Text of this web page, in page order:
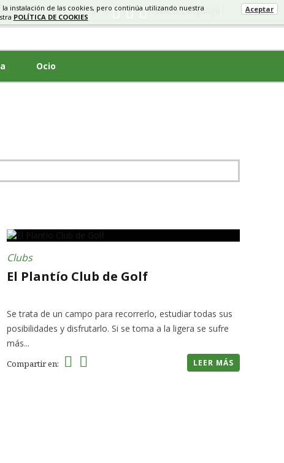
Select Language
Ocio
Clubs
El Plantío Club de Golf
Se trata de un campo para recorrerlo, estudiar todas sus
posibilidades y disfrutarlo. Si se toma a la ligera se sufre
más...
Compartir en: LEER MÁS
instalación de las cookies, pero continúa utilizando nuestra
POLÍTICA DE COOKIES
Aceptar